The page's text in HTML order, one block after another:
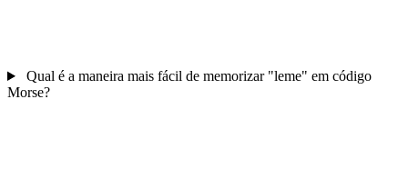
Qual é a maneira mais fácil de memorizar "leme" em código
Morse?